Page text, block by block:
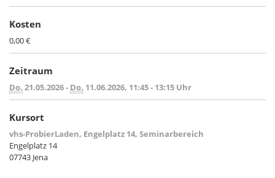
Kosten
0,00 €
Zeitraum
Do. 21.05.2026 - Do. 11.06.2026, 11:45 - 13:15 Uhr
Kursort
vhs-ProbierLaden, Engelplatz 14, Seminarbereich
Engelplatz 14
07743 Jena